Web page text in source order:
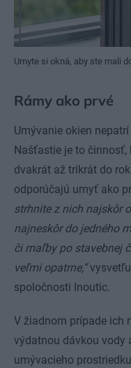
Umyte si okná, aby ste mali
Rámy ako prvé
Umývanie okien
Našťastie je to
dvakrát až trikrát do
odporúčajú umyť ako
strhnite z nich najskôr
najneskôr do jedného
či maľby po stavebnej
veľmi opatrne,“
spoločnosti Inoutic.
V žiadnom prípade ich
výdatnou dávkou vody
umývacieho